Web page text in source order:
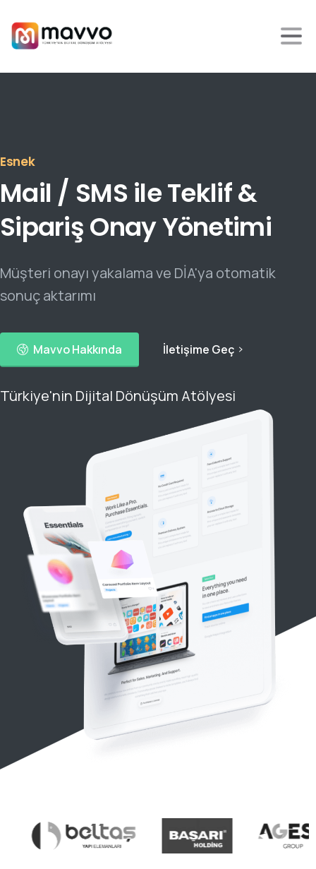
Kullanıcı Dostu
Mail / SMS ileTeklif&
SiparişOnayYönetimi
Müşteri onayı yakalama ve DİA'ya otomatik
sonuç aktarımı
Mavvo Hakkında İletişime Geç
Türkiye'nin Dijital Dönüşüm Atölyesi